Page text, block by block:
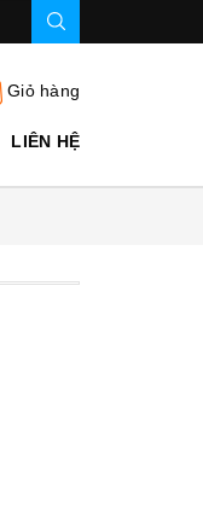
Giỏ hàng
LIÊN HỆ